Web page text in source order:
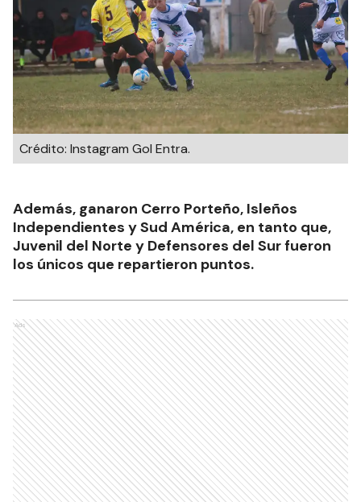
Crédito: Instagram Gol Entra.
Además, ganaron Cerro Porteño, Isleños
Independientes y Sud América, en tanto que,
Juvenil del Norte y Defensores del Sur fueron
los únicos que repartieron puntos.
Ads